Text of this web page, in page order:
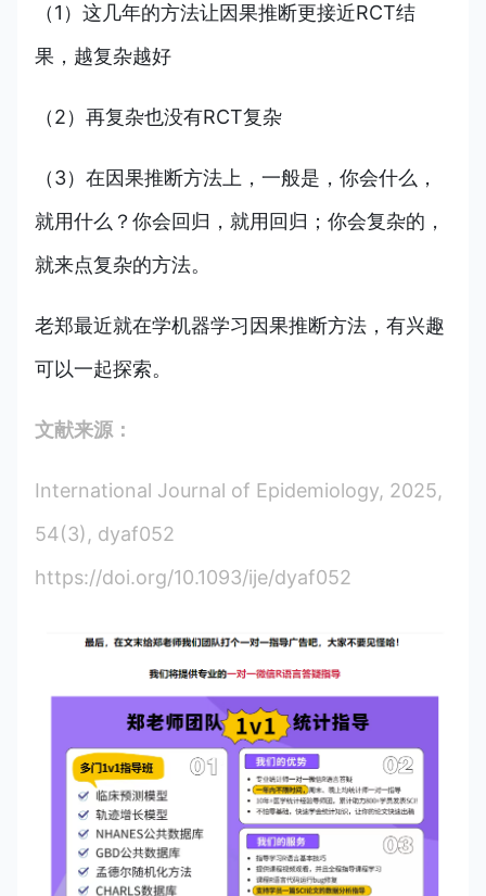
（1）这几年的方法让因果推断更接近RCT结
果，越复杂越好
（2）再复杂也没有RCT复杂
（3）在因果推断方法上，一般是，你会什么，
就用什么？你会回归，就用回归；你会复杂的，
就来点复杂的方法。
老郑最近就在学机器学习因果推断方法，有兴趣
可以一起探索。
文献来源：
International Journal of Epidemiology, 2025,
54(3), dyaf052
https://doi.org/10.1093/ije/dyaf052